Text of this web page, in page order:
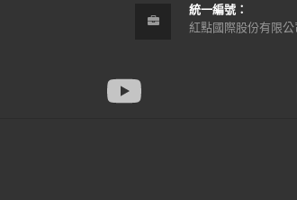
統一編號：
紅點國際股份有限公